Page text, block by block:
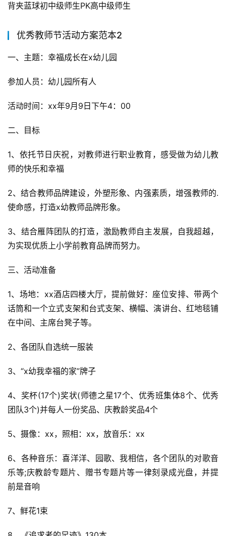
背夹蓝球初中级师生PK高中级师生
优秀教师节活动方案范本2
一、主题：幸福成长在x幼儿园
参加人员：幼儿园所有人
活动时间：xx年9月9日下午4：00
二、目标
1、依托节日庆祝，对教师进行职业教育，感受做为幼儿教
师的快乐和幸福
2、结合教师品牌建设，外塑形象、内强素质，增强教师的.
使命感，打造x幼教师品牌形象。
3、结合雁阵团队的打造，激励教师自主发展，自我超越，
为实现优质上小学前教育品牌而努力。
三、活动准备
1、场地：xx酒店四楼大厅，提前做好：座位安排、带两个
话筒和一个立式支架和台式支架、横幅、演讲台、红地毯铺
在中间、主席台凳子等。
2、各团队自选统一服装
3、“x幼我幸福的家”牌子
4、奖杯(17个)奖状(师德之星17个、优秀班集体8个、优秀
团队3个)并每人一份奖品、庆教龄奖品4个
5、摄像：xx，照相：xx，放音乐：xx
6、各种音乐：喜洋洋、园歌、我相信，各个团队的对歌音
乐等;庆教龄专题片、赠书专题片等一律刻录成光盘，并提
前是音响
7、鲜花1束